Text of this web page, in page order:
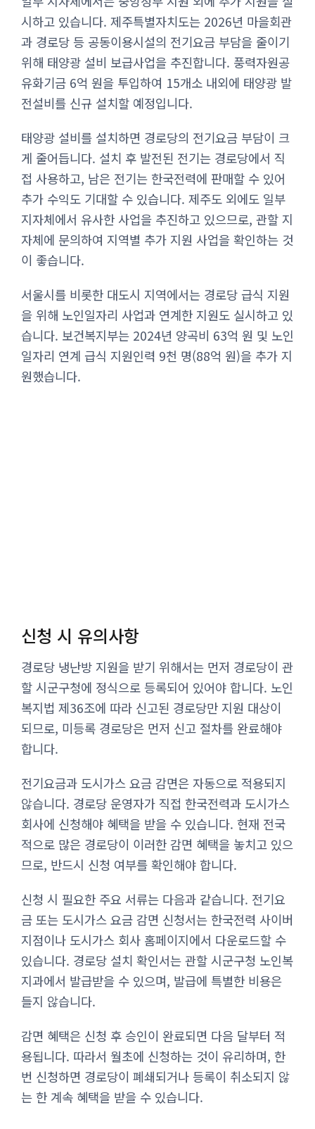
시하고 있습니다. 제주특별자치도는 2026년 마을회관
과 경로당 등 공동이용시설의 전기요금 부담을 줄이기
위해 태양광 설비 보급사업을 추진합니다. 풍력자원공
유화기금 6억 원을 투입하여 15개소 내외에 태양광 발
전설비를 신규 설치할 예정입니다.
태양광 설비를 설치하면 경로당의 전기요금 부담이 크
게 줄어듭니다. 설치 후 발전된 전기는 경로당에서 직
접 사용하고, 남은 전기는 한국전력에 판매할 수 있어
추가 수익도 기대할 수 있습니다. 제주도 외에도 일부
지자체에서 유사한 사업을 추진하고 있으므로, 관할 지
자체에 문의하여 지역별 추가 지원 사업을 확인하는 것
이 좋습니다.
서울시를 비롯한 대도시 지역에서는 경로당 급식 지원
을 위해 노인일자리 사업과 연계한 지원도 실시하고 있
습니다. 보건복지부는 2024년 양곡비 63억 원 및 노인
일자리 연계 급식 지원인력 9천 명(88억 원)을 추가 지
원했습니다.
신청 시 유의사항
경로당 냉난방 지원을 받기 위해서는 먼저 경로당이 관
할 시군구청에 정식으로 등록되어 있어야 합니다. 노인
복지법 제36조에 따라 신고된 경로당만 지원 대상이
되므로, 미등록 경로당은 먼저 신고 절차를 완료해야
합니다.
전기요금과 도시가스 요금 감면은 자동으로 적용되지
않습니다. 경로당 운영자가 직접 한국전력과 도시가스
회사에 신청해야 혜택을 받을 수 있습니다. 현재 전국
적으로 많은 경로당이 이러한 감면 혜택을 놓치고 있으
므로, 반드시 신청 여부를 확인해야 합니다.
신청 시 필요한 주요 서류는 다음과 같습니다. 전기요
금 또는 도시가스 요금 감면 신청서는 한국전력 사이버
지점이나 도시가스 회사 홈페이지에서 다운로드할 수
있습니다. 경로당 설치 확인서는 관할 시군구청 노인복
지과에서 발급받을 수 있으며, 발급에 특별한 비용은
들지 않습니다.
감면 혜택은 신청 후 승인이 완료되면 다음 달부터 적
용됩니다. 따라서 월초에 신청하는 것이 유리하며, 한
번 신청하면 경로당이 폐쇄되거나 등록이 취소되지 않
는 한 계속 혜택을 받을 수 있습니다.